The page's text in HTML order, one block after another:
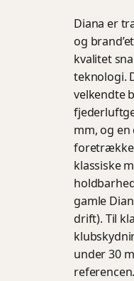
Diana er
og
kvalitet
teknologi.
velkendte
mm, og
klassiske
gamle
drift). Til
under 30
referencen.